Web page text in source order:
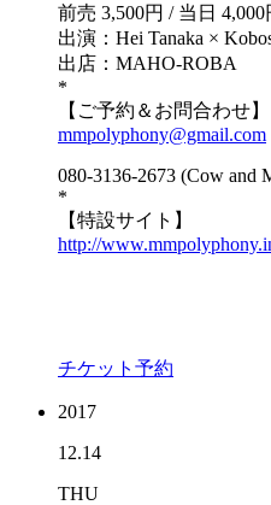
前売 3,500円 / 当日
出演：Hei Tanaka ×
出店：MAHO-ROBA
*
【ご予約＆お問合わせ】
mmpolyphony@gmail.com
080-3136-2673 (Cow and
*
【特設サイト】
http://
チケット予約
2017
12.14
THU